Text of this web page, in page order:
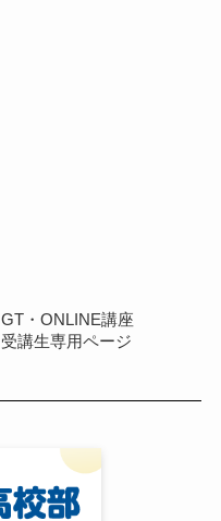
GT・ONLINE講座
受講生専用ページ